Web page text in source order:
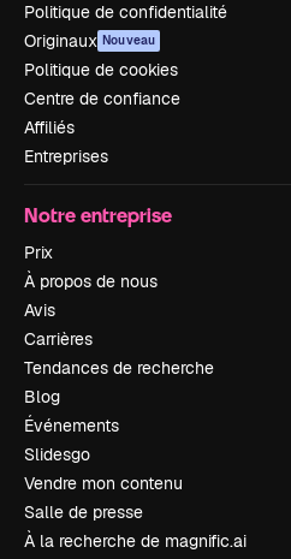
Politique de confidentialité
Originaux Nouveau
Politique de cookies
Centre de confiance
Affiliés
Entreprises
Notre entreprise
Prix
À propos de nous
Avis
Carrières
Tendances de recherche
Blog
Événements
Slidesgo
Vendre mon contenu
Salle de presse
À la recherche de magnific.ai